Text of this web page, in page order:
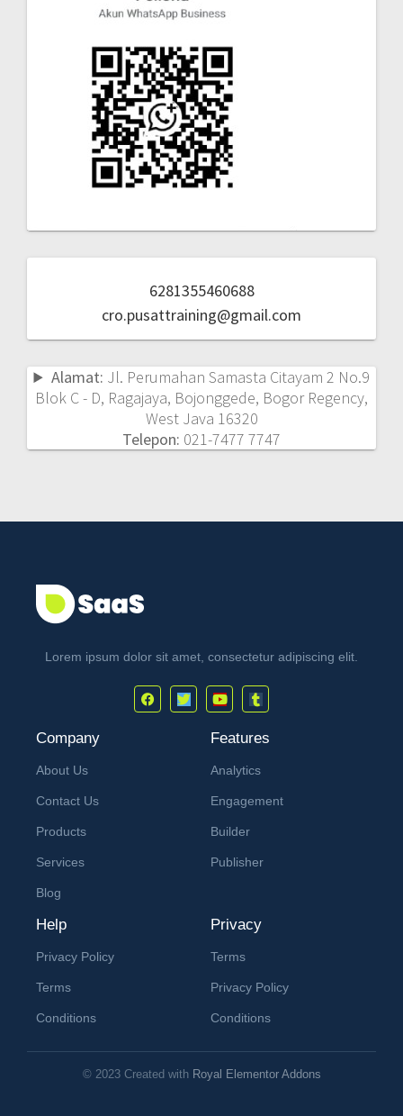
6281355460688
cro.pusattraining@gmail.com
Alamat: Jl. Perumahan Samasta Citayam 2 No.9
Blok C - D, Ragajaya, Bojonggede, Bogor Regency,
West Java 16320
Telepon: 021-7477 7747
Lorem ipsum dolor sit amet, consectetur adipiscing elit.
Company
About Us
Contact Us
Products
Services
Blog
Features
Analytics
Engagement
Builder
Publisher
Help
Privacy Policy
Terms
Conditions
Privacy
Terms
Privacy Policy
Conditions
© 2023 Created with Royal Elementor Addons